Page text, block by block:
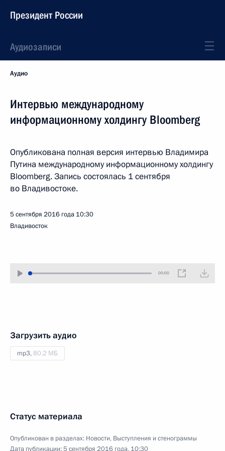
Президент России
Аудиозаписи
Аудио
Интервью международному
информационному холдингу Bloomberg
Опубликована полная версия интервью Владимира
Путина международному информационному холдингу
Bloomberg. Запись состоялась 1 сентября
во Владивостоке.
5 сентября 2016 года 10:30
Владивосток
00:00
Загрузить аудио
mp3,80.2 МБ
Статус материала
Опубликован в разделах: Новости, Выступления и стенограммы
Дата публикации:5 сентября 2016 года, 10:30